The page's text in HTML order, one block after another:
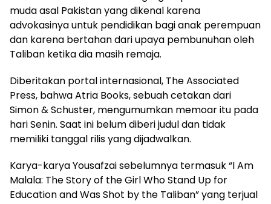
muda asal Pakistan yang dikenal karena
advokasinya untuk pendidikan bagi anak perempuan
dan karena bertahan dari upaya pembunuhan oleh
Taliban ketika dia masih remaja.
Diberitakan portal internasional, The Associated
Press, bahwa Atria Books, sebuah cetakan dari
Simon & Schuster, mengumumkan memoar itu pada
hari Senin. Saat ini belum diberi judul dan tidak
memiliki tanggal rilis yang dijadwalkan.
Karya-karya Yousafzai sebelumnya termasuk “I Am
Malala: The Story of the Girl Who Stand Up for
Education and Was Shot by the Taliban” yang terjual